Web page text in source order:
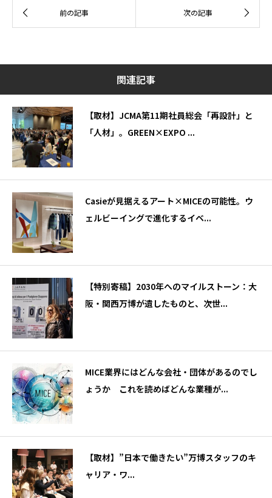
関連記事
【取材】JCMA第11期社員総会「再設計」と
「人材」。GREEN×EXPO ...
Casieが見据えるアート×MICEの可能性。ウ
ェルビーイングで進化するイベ...
【特別寄稿】2030年へのマイルストーン：大
阪・関西万博が遺したものと、次世...
MICE業界にはどんな会社・団体があるのでし
ょうか これを読めばどんな業種が...
【取材】”日本で働きたい”万博スタッフのキ
ャリア・ワ...